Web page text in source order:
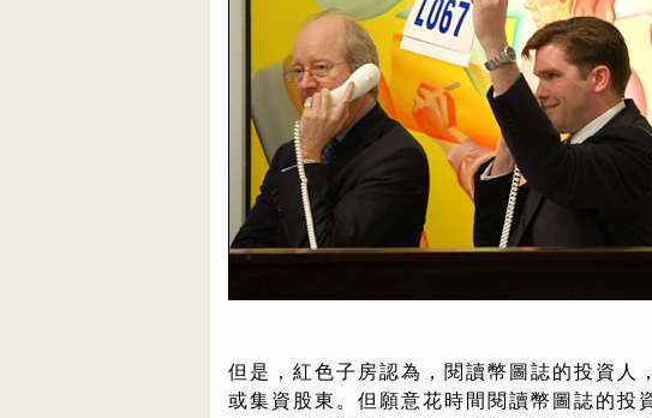
但是，紅色子房認為，閱讀幣圖誌的投資人
或集資股東。但願意花時間閱讀幣圖誌的投